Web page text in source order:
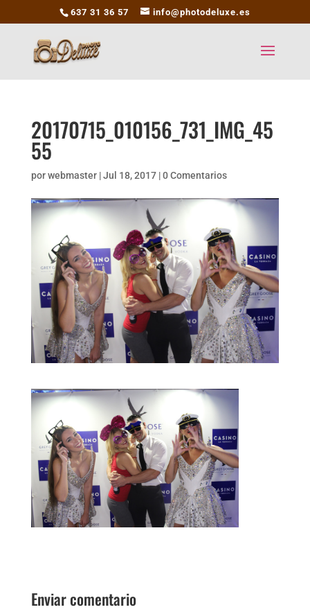
637 31 36 57 info@photodeluxe.es
20170715_010156_731_IMG_45
55
porwebmaster|Jul 18, 2017|0 Comentarios
Enviar comentario